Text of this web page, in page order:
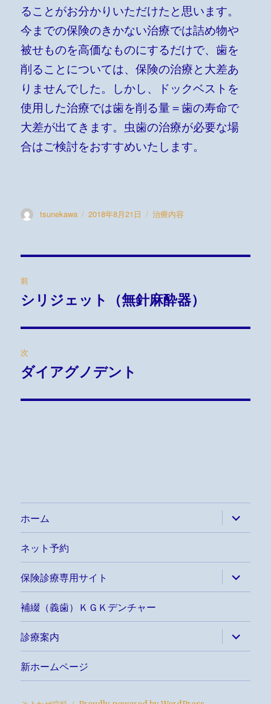
ることがお分かりいただけたと思います。
今までの保険のきかない治療では詰め物や
被せものを高価なものにするだけで、歯を
削ることについては、保険の治療と大差あ
りませんでした。しかし、ドックベストを
使用した治療では歯を削る量＝歯の寿命で
大差が出てきます。虫歯の治療が必要な場
合はご検討をおすすめいたします。
投
tsunekawa
投
2018年8月21日
カ
リ
治療内容
稿
ビ
ゲ
ー
前
過
の
投
稿:
シリジェット（無針麻酔器）
次
次
投
ダイアグノデント
ホーム サ
ブ
メ
ー
を
展
開
ネット予約
保険診療専用サイト サ
ブ
メ
ー
を
展
開
補綴（義歯）ＫＧＫデンチャー
診療案内 サ
ブ
メ
ー
新ホームページ